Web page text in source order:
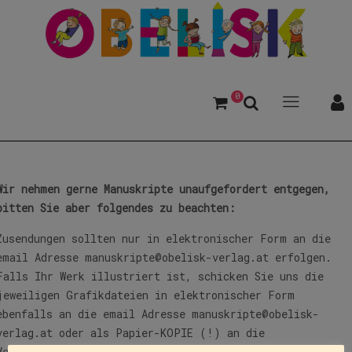
0
nehmen gerne Manuskripte unaufgefordert entgegen,
Sie aber folgendes zu beachten:
sollten nur in elektronischer Form an die
Adresse manuskripte@obelisk-verlag.at erfolgen.
Ihr Werk illustriert ist, schicken Sie uns die
Grafikdateien in elektronischer Form
an die email Adresse manuskripte@obelisk-
oder als Papier-KOPIE (!) an die